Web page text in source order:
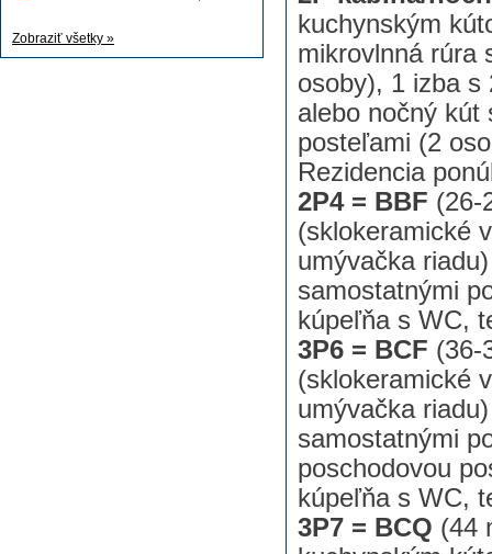
kuchynským
mikrovlnná rúra
osoby), 1 izba s
alebo nočný kút
posteľami (2
Rezidencia
2P4 = BBF (26-
(sklokeramické
umývačka
samostatnými
kúpeľňa s WC,
3P6 = BCF (36-
(sklokeramické
umývačka
samostatnými
poschodovou
kúpeľňa s WC,
3P7 = BCQ (44
Zobraziť všetky »